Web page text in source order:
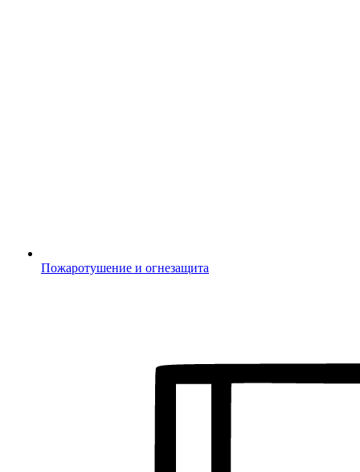
Пожаротушение и огнезащита